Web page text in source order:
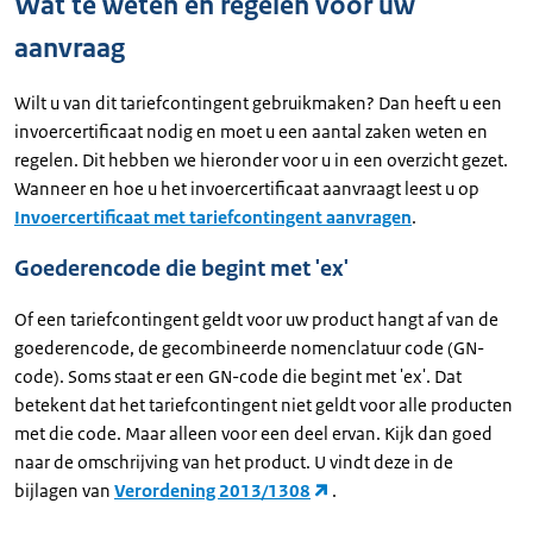
aanvraag
Wilt u van dit tariefcontingent gebruikmaken? Dan heeft u een
invoercertificaat nodig en moet u een aantal zaken weten en
regelen. Dit hebben we hieronder voor u in een overzicht gezet.
Wanneer en hoe u het invoercertificaat aanvraagt leest u op
Invoercertificaat met tariefcontingent aanvragen.
Goederencode die begint met 'ex'
Of een tariefcontingent geldt voor uw product hangt af van de
goederencode, de gecombineerde nomenclatuur code (GN-
code). Soms staat er een GN-code die begint met 'ex'. Dat
betekent dat het tariefcontingent niet geldt voor alle producten
met die code. Maar alleen voor een deel ervan. Kijk dan goed
naar de omschrijving van het product. U vindt deze in de
bijlagen van Verordening 2013/1308 .